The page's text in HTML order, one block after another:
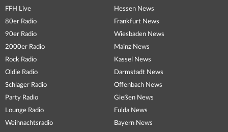
FFH Live
80er Radio
90er Radio
2000er Radio
Rock Radio
Oldie Radio
Schlager Radio
Party Radio
Lounge Radio
Weihnachtsradio
Hessen News
Frankfurt News
Wiesbaden News
Mainz News
Kassel News
Darmstadt News
Offenbach News
Gießen News
Fulda News
Bayern News